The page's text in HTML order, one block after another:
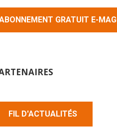
GRATUIT E-MAG
FIL D'ACTUALITÉS